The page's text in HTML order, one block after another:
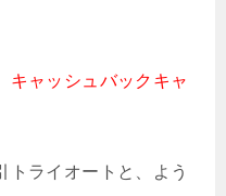
キャッシュバックキャ
トライオートと、よう